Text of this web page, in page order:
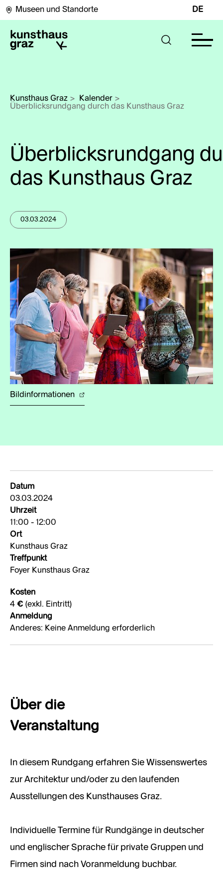
Museen und Standorte DE
Kunsthaus Graz > Kalender >
Überblicksrundgang durch das Kunsthaus Graz
Überblicksrundgang
das Kunsthaus Graz
03.03.2024
Bildinformationen
Datum
03.03.2024
Uhrzeit
11:00 - 12:00
Ort
Kunsthaus Graz
Treffpunkt
Foyer Kunsthaus Graz
Kosten
4 € (exkl. Eintritt)
Anmeldung
Anderes: Keine Anmeldung erforderlich
Über die
Veranstaltung
In diesem Rundgang erfahren Sie Wissenswertes
zur Architektur und/oder zu den laufenden
Ausstellungen des Kunsthauses Graz.
Individuelle Termine für Rundgänge in deutscher
und englischer Sprache für private Gruppen und
Firmen sind nach Voranmeldung buchbar.